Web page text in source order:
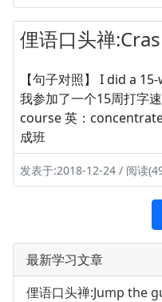
俚语口头禅
【句子对照】 I did a
我参加了一个15周打字
course 英：
成班
发表于:2018-12-24 / 阅读
最新学习文章
俚语口头禅:Jump the